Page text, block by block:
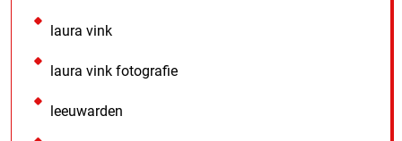
laura vink
laura vink fotografie
leeuwarden